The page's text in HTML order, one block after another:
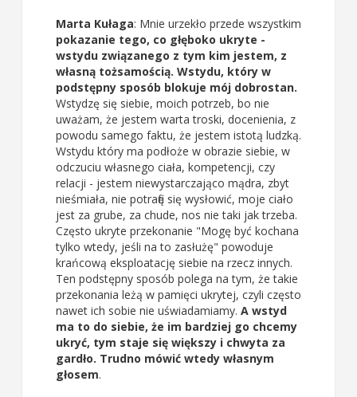
Marta Kułaga: Mnie urzekło przede wszystkim
pokazanie tego, co głęboko ukryte -
wstydu związanego z tym kim jestem, z
własną tożsamością. Wstydu, który w
podstępny sposób blokuje mój dobrostan.
Wstydzę się siebie, moich potrzeb, bo nie
uważam, że jestem warta troski, docenienia, z
powodu samego faktu, że jestem istotą ludzką.
Wstydu który ma podłoże w obrazie siebie, w
odczuciu własnego ciała, kompetencji, czy
relacji - jestem niewystarczająco mądra, zbyt
nieśmiała, nie potrafię się wysłowić, moje ciało
jest za grube, za chude, nos nie taki jak trzeba.
Często ukryte przekonanie "Mogę być kochana
tylko wtedy, jeśli na to zasłużę" powoduje
krańcową eksploatację siebie na rzecz innych.
Ten podstępny sposób polega na tym, że takie
przekonania leżą w pamięci ukrytej, czyli często
nawet ich sobie nie uświadamiamy. A wstyd
ma to do siebie, że im bardziej go chcemy
ukryć, tym staje się większy i chwyta za
gardło. Trudno mówić wtedy własnym
głosem.